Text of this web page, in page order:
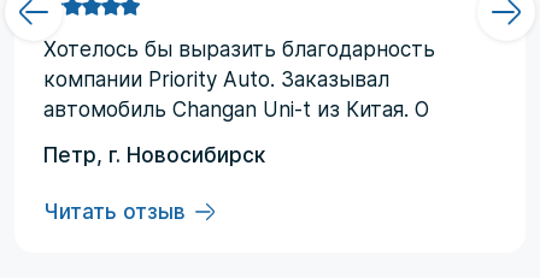
Хотелоcь бы выразить благодарность
компании Priority Аuto. Заказывал
автомобиль Changan Uni-t из Китая. О
компании узнал от друзей и коллег по
работе. Работал со мной менеджер
Евгений, логисты Ольга и Регина. В начале
Петр, г. Новосибирск
Читать отзыв